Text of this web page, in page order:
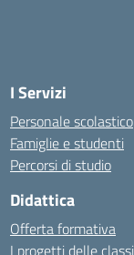
I Servizi
Personale scolastico
Famiglie e studenti
Percorsi di studio
Didattica
Offerta formativa
I progetti delle classi